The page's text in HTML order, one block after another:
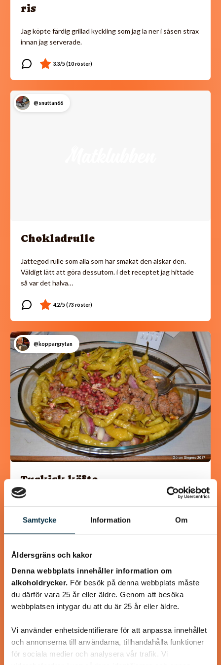
Samtycke Information Om
Åldersgräns och kakor
Denna webbplats innehåller information om
alkoholdrycker. För besök på denna webbplats måste
du därför vara 25 år eller äldre. Genom att besöka
webbplatsen intygar du att du är 25 år eller äldre.
Vi använder enhetsidentifierare för att anpassa innehållet
och annonserna till användarna, tillhandahålla funktioner
för sociala medier och analysera vår trafik. Vi
ris
Jag köpte färdig grillad kyckling som jag la ner i såsen strax
innan jag serverade.
@snuttan66
Chokladrulle
Jättegod rulle som alla som har smakat den älskar den.
Väldigt lätt att göra dessutom. i det receptet jag hittade
så var det halva…
@koppargrytan
Turkisk köfte